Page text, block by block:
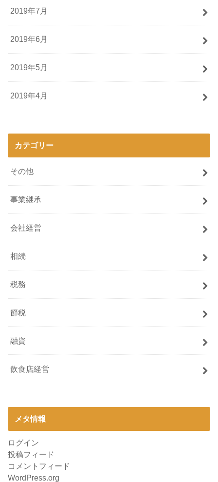
2019年7月
2019年6月
2019年5月
2019年4月
カテゴリー
その他
事業継承
会社経営
相続
税務
節税
融資
飲食店経営
メタ情報
ログイン
投稿フィード
コメントフィード
WordPress.org